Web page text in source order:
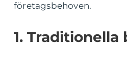
företagsbehoven.
1. Traditionella